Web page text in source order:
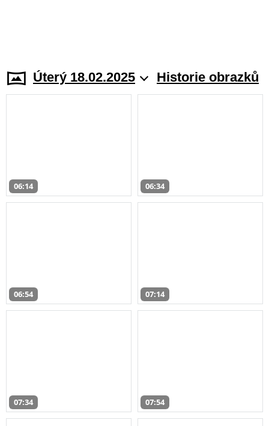
Úterý 18.02.2025 Historie obrazků
06:14 06:34
06:54 07:14
07:34 07:54